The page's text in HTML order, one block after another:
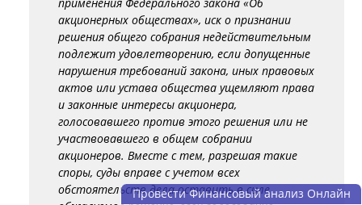
акционерных обществах», иск о признании
решения общего собрания недействительным
подлежит удовлетворению, если допущенные
нарушения требований закона, иных правовых
актов или устава общества ущемляют права
и законные интересы акционера,
голосовавшего против этого решения или не
участвовавшего в общем собрании
акционеров. Вместе с тем, разрешая такие
споры, суды вправе с учетом всех
обстоятельств дела оставить в силе
Провести Финансовый анализ Онлайн